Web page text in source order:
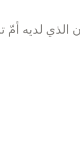
الذي لديه أمّ